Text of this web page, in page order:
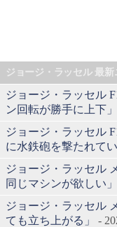
ジョージ・ラッセル 最新
ジョージ・ラッセル
ン回転が勝手に上下」
ジョージ・ラッセル
に水鉄砲を撃たれてい
ジョージ・ラッセル
同じマシンが欲しい」
ジョージ・ラッセル
ても立ち上がる」
-